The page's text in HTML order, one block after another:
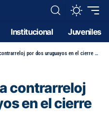
Institucional Juveniles
por dos uruguayos en el cierre del mercado
contrarreloj
en el cierre